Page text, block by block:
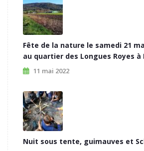
Fête de la nature le samedi 21
au quartier des Longues Royes à
11 mai 2022
Nuit sous tente, guimauves et